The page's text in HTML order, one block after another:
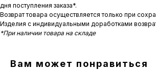
дня поступления заказа*.
Возврат товара осуществляется только при
Изделия с индивидуальными доработками
*При наличии товара на складе
Вам может понравиться